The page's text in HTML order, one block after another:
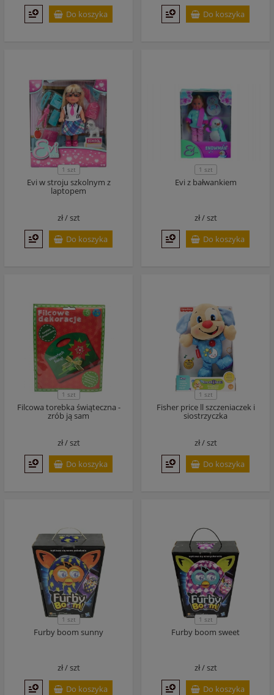
Do koszyka
Do koszyka
1 szt
Evi w stroju szkolnym z
laptopem
zł /szt
Do koszyka
1 szt
Evi z bałwankiem
zł /szt
Do koszyka
1 szt
Filcowa torebka świąteczna -
zrób ją sam
zł /szt
Do koszyka
1 szt
Fisher price ll szczeniaczek i
siostrzyczka
zł /szt
Do koszyka
1 szt
Furby boom sunny
zł /szt
Do koszyka
1 szt
Furby boom sweet
zł /szt
Do koszyka